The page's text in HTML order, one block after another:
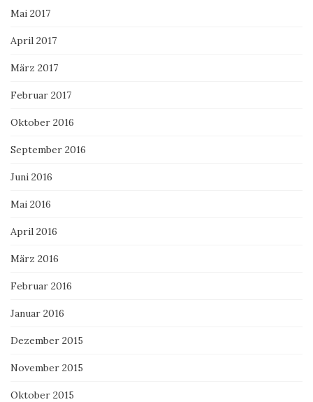
Mai 2017
April 2017
März 2017
Februar 2017
Oktober 2016
September 2016
Juni 2016
Mai 2016
April 2016
März 2016
Februar 2016
Januar 2016
Dezember 2015
November 2015
Oktober 2015